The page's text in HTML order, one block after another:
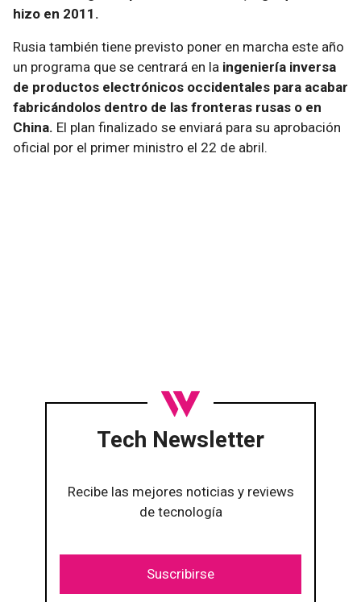
hizo en 2011.
Rusia también tiene previsto poner en marcha este año
un programa que se centrará en la ingeniería inversa
de productos electrónicos occidentales para acabar
fabricándolos dentro de las fronteras rusas o en
China. El plan finalizado se enviará para su aprobación
oficial por el primer ministro el 22 de abril.
Tech Newsletter
Recibe las mejores noticias y reviews
de tecnología
Suscribirse